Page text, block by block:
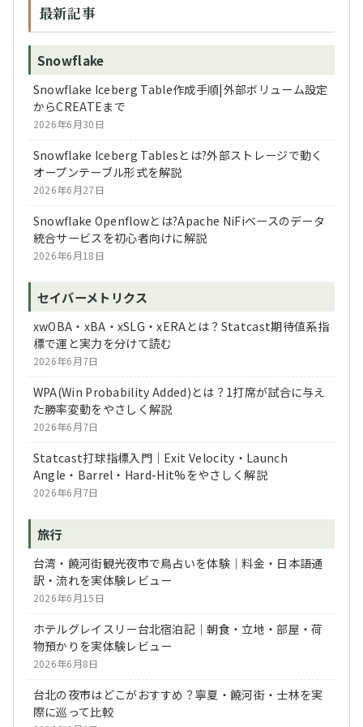
最新記事
Snowflake
Snowflake Iceberg Table作成手順|外部ボリューム設定
からCREATEまで
2026年6月30日
Snowflake Iceberg Tablesとは?外部ストレージで動く
オープンテーブル形式を解説
2026年6月27日
Snowflake Openflowとは?Apache NiFiベースのデータ
統合サービスを初心者向けに解説
2026年6月18日
セイバーメトリクス
xwOBA・xBA・xSLG・xERAとは？Statcast期待値系指
標で運と実力を分けて読む
2026年6月7日
WPA(Win Probability Added)とは？1打席が試合に与え
た勝率変動をやさしく解説
2026年6月7日
Statcast打球指標入門｜Exit Velocity・Launch
Angle・Barrel・Hard-Hit%をやさしく解説
2026年6月7日
旅行
台湾・饒河街観光夜市で鳥占いを体験｜料金・日本語通
訳・流れを実体験レビュー
2026年6月15日
ホテルグレイスリー台北宿泊記｜朝食・立地・部屋・荷
物預かりを実体験レビュー
2026年6月8日
台北の夜市はどこがおすすめ？寧夏・饒河街・士林を実
際に巡って比較